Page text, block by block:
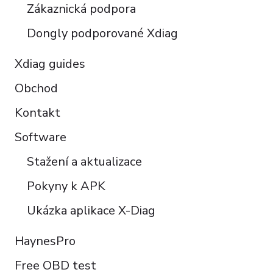
Zákaznická podpora
Dongly podporované Xdiag
Xdiag guides
Obchod
Kontakt
Software
Stažení a aktualizace
Pokyny k APK
Ukázka aplikace X-Diag
HaynesPro
Free OBD test